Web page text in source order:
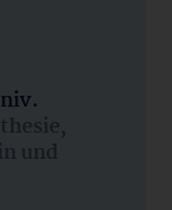
und